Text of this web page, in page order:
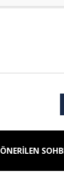
ÖNERİLEN